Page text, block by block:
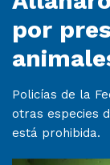
por
Policías de la
otras especies
está prohibida.